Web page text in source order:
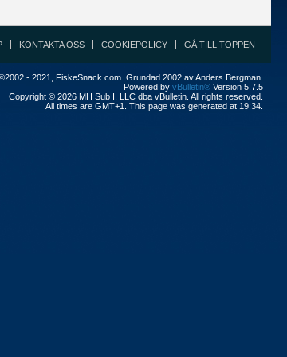
KONTAKTA OSS COOKIEPOLICY GÅ TILL TOPPEN
- 2021, FiskeSnack.com. Grundad 2002 av Anders Bergman.
Powered by vBulletin® Version 5.7.5
Copyright © 2026 MH Sub I, LLC dba vBulletin. All rights reserved.
All times are GMT+1. This page was generated at 19:34.